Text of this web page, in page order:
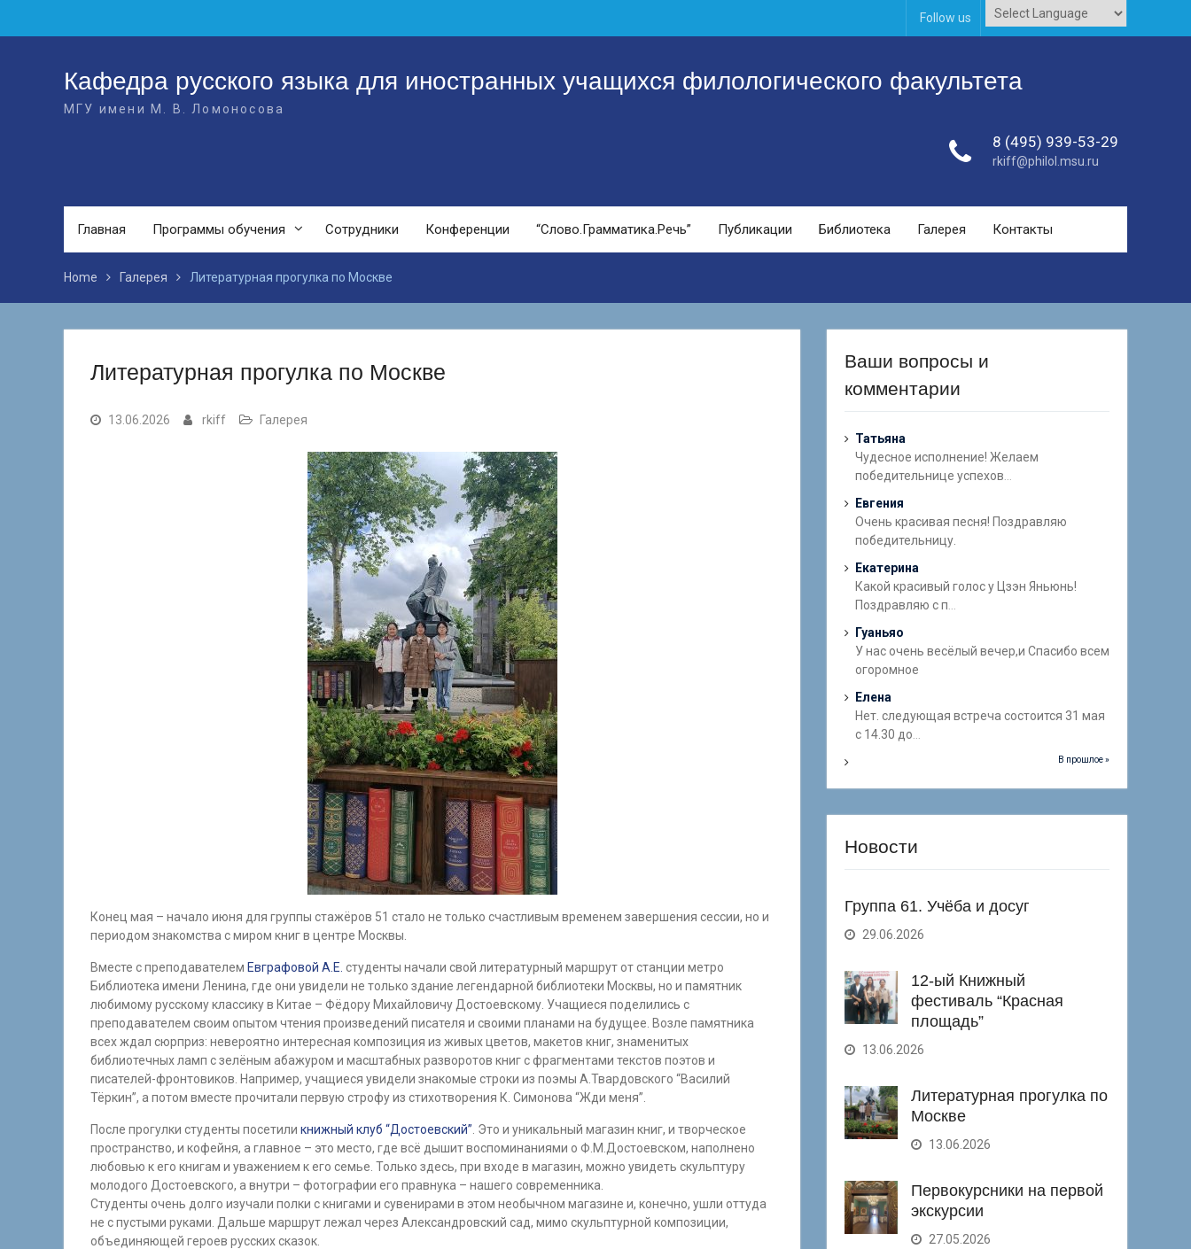
Follow us
Кафедра русского языка для иностранных учащихся филологического факультета
МГУ имени М. В. Ломоносова
8 (495) 939-53-29
rkiff@philol.msu.ru
Главная Программы обучения Сотрудники Конференции “Слово.Грамматика.Речь” Публикации Библиотека Галерея Контакты
Home Галерея Литературная прогулка по Москве
Литературная прогулка по Москве
13.06.2026 rkiff Галерея
Конец мая – начало июня для группы стажёров 51 стало не только счастливым временем завершения сессии, но и
периодом знакомства с миром книг в центре Москвы.
Вместе с преподавателем Евграфовой А.Е. студенты начали свой литературный маршрут от станции метро
Библиотека имени Ленина, где они увидели не только здание легендарной библиотеки Москвы, но и памятник
любимому русскому классику в Китае – Фёдору Михайловичу Достоевскому. Учащиеся поделились с
преподавателем своим опытом чтения произведений писателя и своими планами на будущее. Возле памятника
всех ждал сюрприз: невероятно интересная композиция из живых цветов, макетов книг, знаменитых
библиотечных ламп с зелёным абажуром и масштабных разворотов книг с фрагментами текстов поэтов и
писателей-фронтовиков. Например, учащиеся увидели знакомые строки из поэмы А.Твардовского “Василий
Тёркин”, а потом вместе прочитали первую строфу из стихотворения К. Симонова “Жди меня”.
После прогулки студенты посетили книжный клуб “Достоевский” . Это и уникальный магазин книг, и творческое
пространство, и кофейня, а главное – это место, где всё дышит воспоминаниями о Ф.М.Достоевском, наполнено
любовью к его книгам и уважением к его семье. Только здесь, при входе в магазин, можно увидеть скульптуру
молодого Достоевского, а внутри – фотографии его правнука – нашего современника.
Студенты очень долго изучали полки с книгами и сувенирами в этом необычном магазине и, конечно, ушли оттуда
не с пустыми руками. Дальше маршрут лежал через Александровский сад, мимо скульптурной композиции,
объединяющей героев русских сказок.
Ваши вопросы и
комментарии
Татьяна
Чудесное исполнение! Желаем
победительнице успехов
Евгения
Очень красивая песня! Поздравляю
победительницу.
Екатерина
Какой красивый голос у Цзэн Яньюнь!
Поздравляю с п
Гуаньяо
У нас очень весёлый вечер,и Спасибо всем
огоромное
Елена
Нет. следующая встреча состоится 31 мая
с 14.30 до
В прошлое »
Новости
Группа 61. Учёба и досуг
29.06.2026
12-ый Книжный
фестиваль “Красная
площадь”
13.06.2026
Литературная прогулка по
Москве
13.06.2026
Первокурсники на первой
экскурсии
27.05.2026